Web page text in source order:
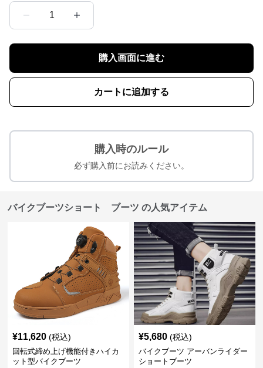
1
購入画面に進む
カートに追加する
購入時のルール
必ず購入前にお読みください。
バイクブーツショート ブーツ の人気アイテム
¥11,620 (税込)
回転式締め上げ機能付きハイカ
ット型バイクブーツ
¥5,680 (税込)
バイクブーツ アーバンライダー
ショートブーツ